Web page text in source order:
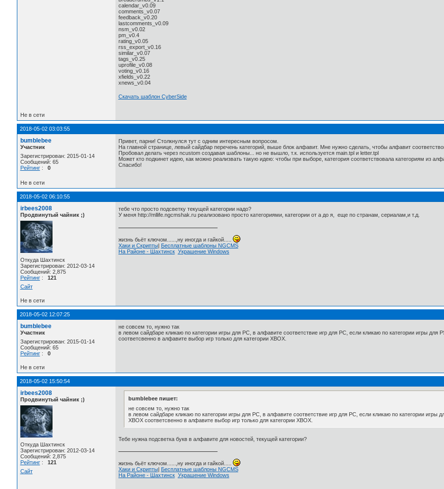
calendar_v0.09
comments_v0.07
feedback_v0.20
lastcomments_v0.09
nsm_v0.02
pm_v0.4
rating_v0.05
rss_export_v0.16
similar_v0.07
tags_v0.25
uprofile_v0.08
voting_v0.16
xfields_v0.22
xnews_v0.04
Скачать шаблон CyberSide
Не в сети
2018-05-02 03:03:55
bumblebee
Участник
Зарегистрирован: 2015-01-14
Сообщений: 65
Рейтинг: 0
Привет, парни! Столкнулся тут с одним интересным вопросом.
На главной странице, левый сайдбар перечень категорий, выше блок алфавит. Мне нужно сделать, чтобы алфавит
Пробовал делать через ncustom создавая шаблоны... но не вышло, т.к. используется main.tpl и letter.tpl
Может кто подкинет идею, как можно реализвать такую идею: чтобы при выборе, категория соответствовала категориям из
Спасибо!
Не в сети
2018-05-02 06:10:55
irbees2008
Продвинутый чайник ;)
Откуда Шахтинск
Зарегистрирован: 2012-03-14
Сообщений: 2,875
Рейтинг: 121
Сайт
тебе что просто подсветку текущей категории надо?
У меня http://mllife.ngcmshak.ru реализовано просто категориями, категории от а до я, еще по странам, сериалам,и т.д.
жизнь бьёт ключом......,ну иногда и гайкой.....
Хаки и Скрипты| Бесплатные шаблоны NGCMS
На Районе - Шахтинск Украшение Windows
Не в сети
2018-05-02 12:07:25
bumblebee
Участник
Зарегистрирован: 2015-01-14
Сообщений: 65
Рейтинг: 0
не совсем то, нужно так
в левом сайдбаре кликаю по категории игры для PC, в алфавите соответствие игр для PC, если кликаю по категории игры для
соответсвенно в алфавите выбор игр только для категории XBOX.
Не в сети
2018-05-02 15:50:54
irbees2008
Продвинутый чайник ;)
Откуда Шахтинск
Зарегистрирован: 2012-03-14
Сообщений: 2,875
Рейтинг: 121
Сайт
bumblebee пишет:
не совсем то, нужно так
в левом сайдбаре кликаю по категории игры для PC, в алфавите соответствие игр для PC, если кликаю по категории игры
XBOX соответсвенно в алфавите выбор игр только для категории XBOX.
Тебе нужна подсветка букв в алфавите для новостей, текущей категории?
жизнь бьёт ключом......,ну иногда и гайкой.....
Хаки и Скрипты| Бесплатные шаблоны NGCMS
На Районе - Шахтинск Украшение Windows